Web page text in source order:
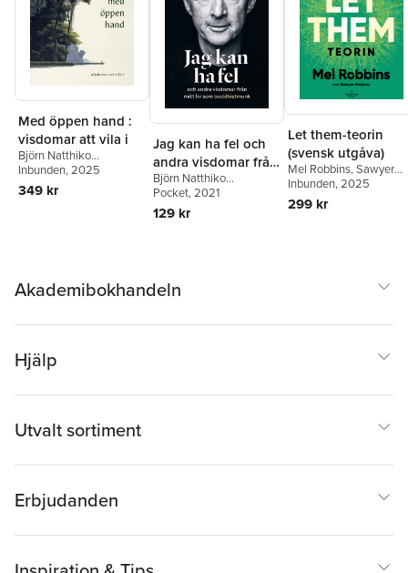
Med öppen hand :
visdomar att vila i
Björn Natthiko
Lindeblad,Caroline
Bankler
Inbunden, 2025
349 kr
Jag kan ha fel och
andra visdomar från
mitt liv som
buddhistmunk
Björn Natthiko
Lindeblad,Caroline
Bankler
Pocket, 2021
129 kr
Let them-teorin
(svensk utgåva)
Mel Robbins,Sawyer
Robbins
Inbunden, 2025
299 kr
Akademibokhandeln
Hjälp
Utvalt sortiment
Erbjudanden